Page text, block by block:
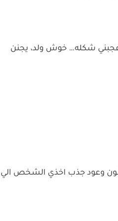
شكله… خوش ولد، يجنن
وعود جذب اخذي الشخص الي